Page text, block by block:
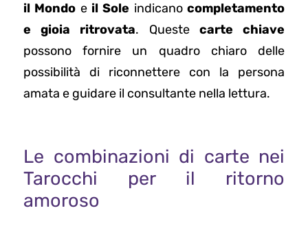
il Mondo e il Sole indicanocompletamento
e gioia ritrovata. Queste carte chiave
possono fornire un quadro chiaro delle
possibilità di riconnettere con la persona
amata e guidare il consultante nella lettura.
Le combinazioni di carte nei
Tarocchi per il ritorno
amoroso